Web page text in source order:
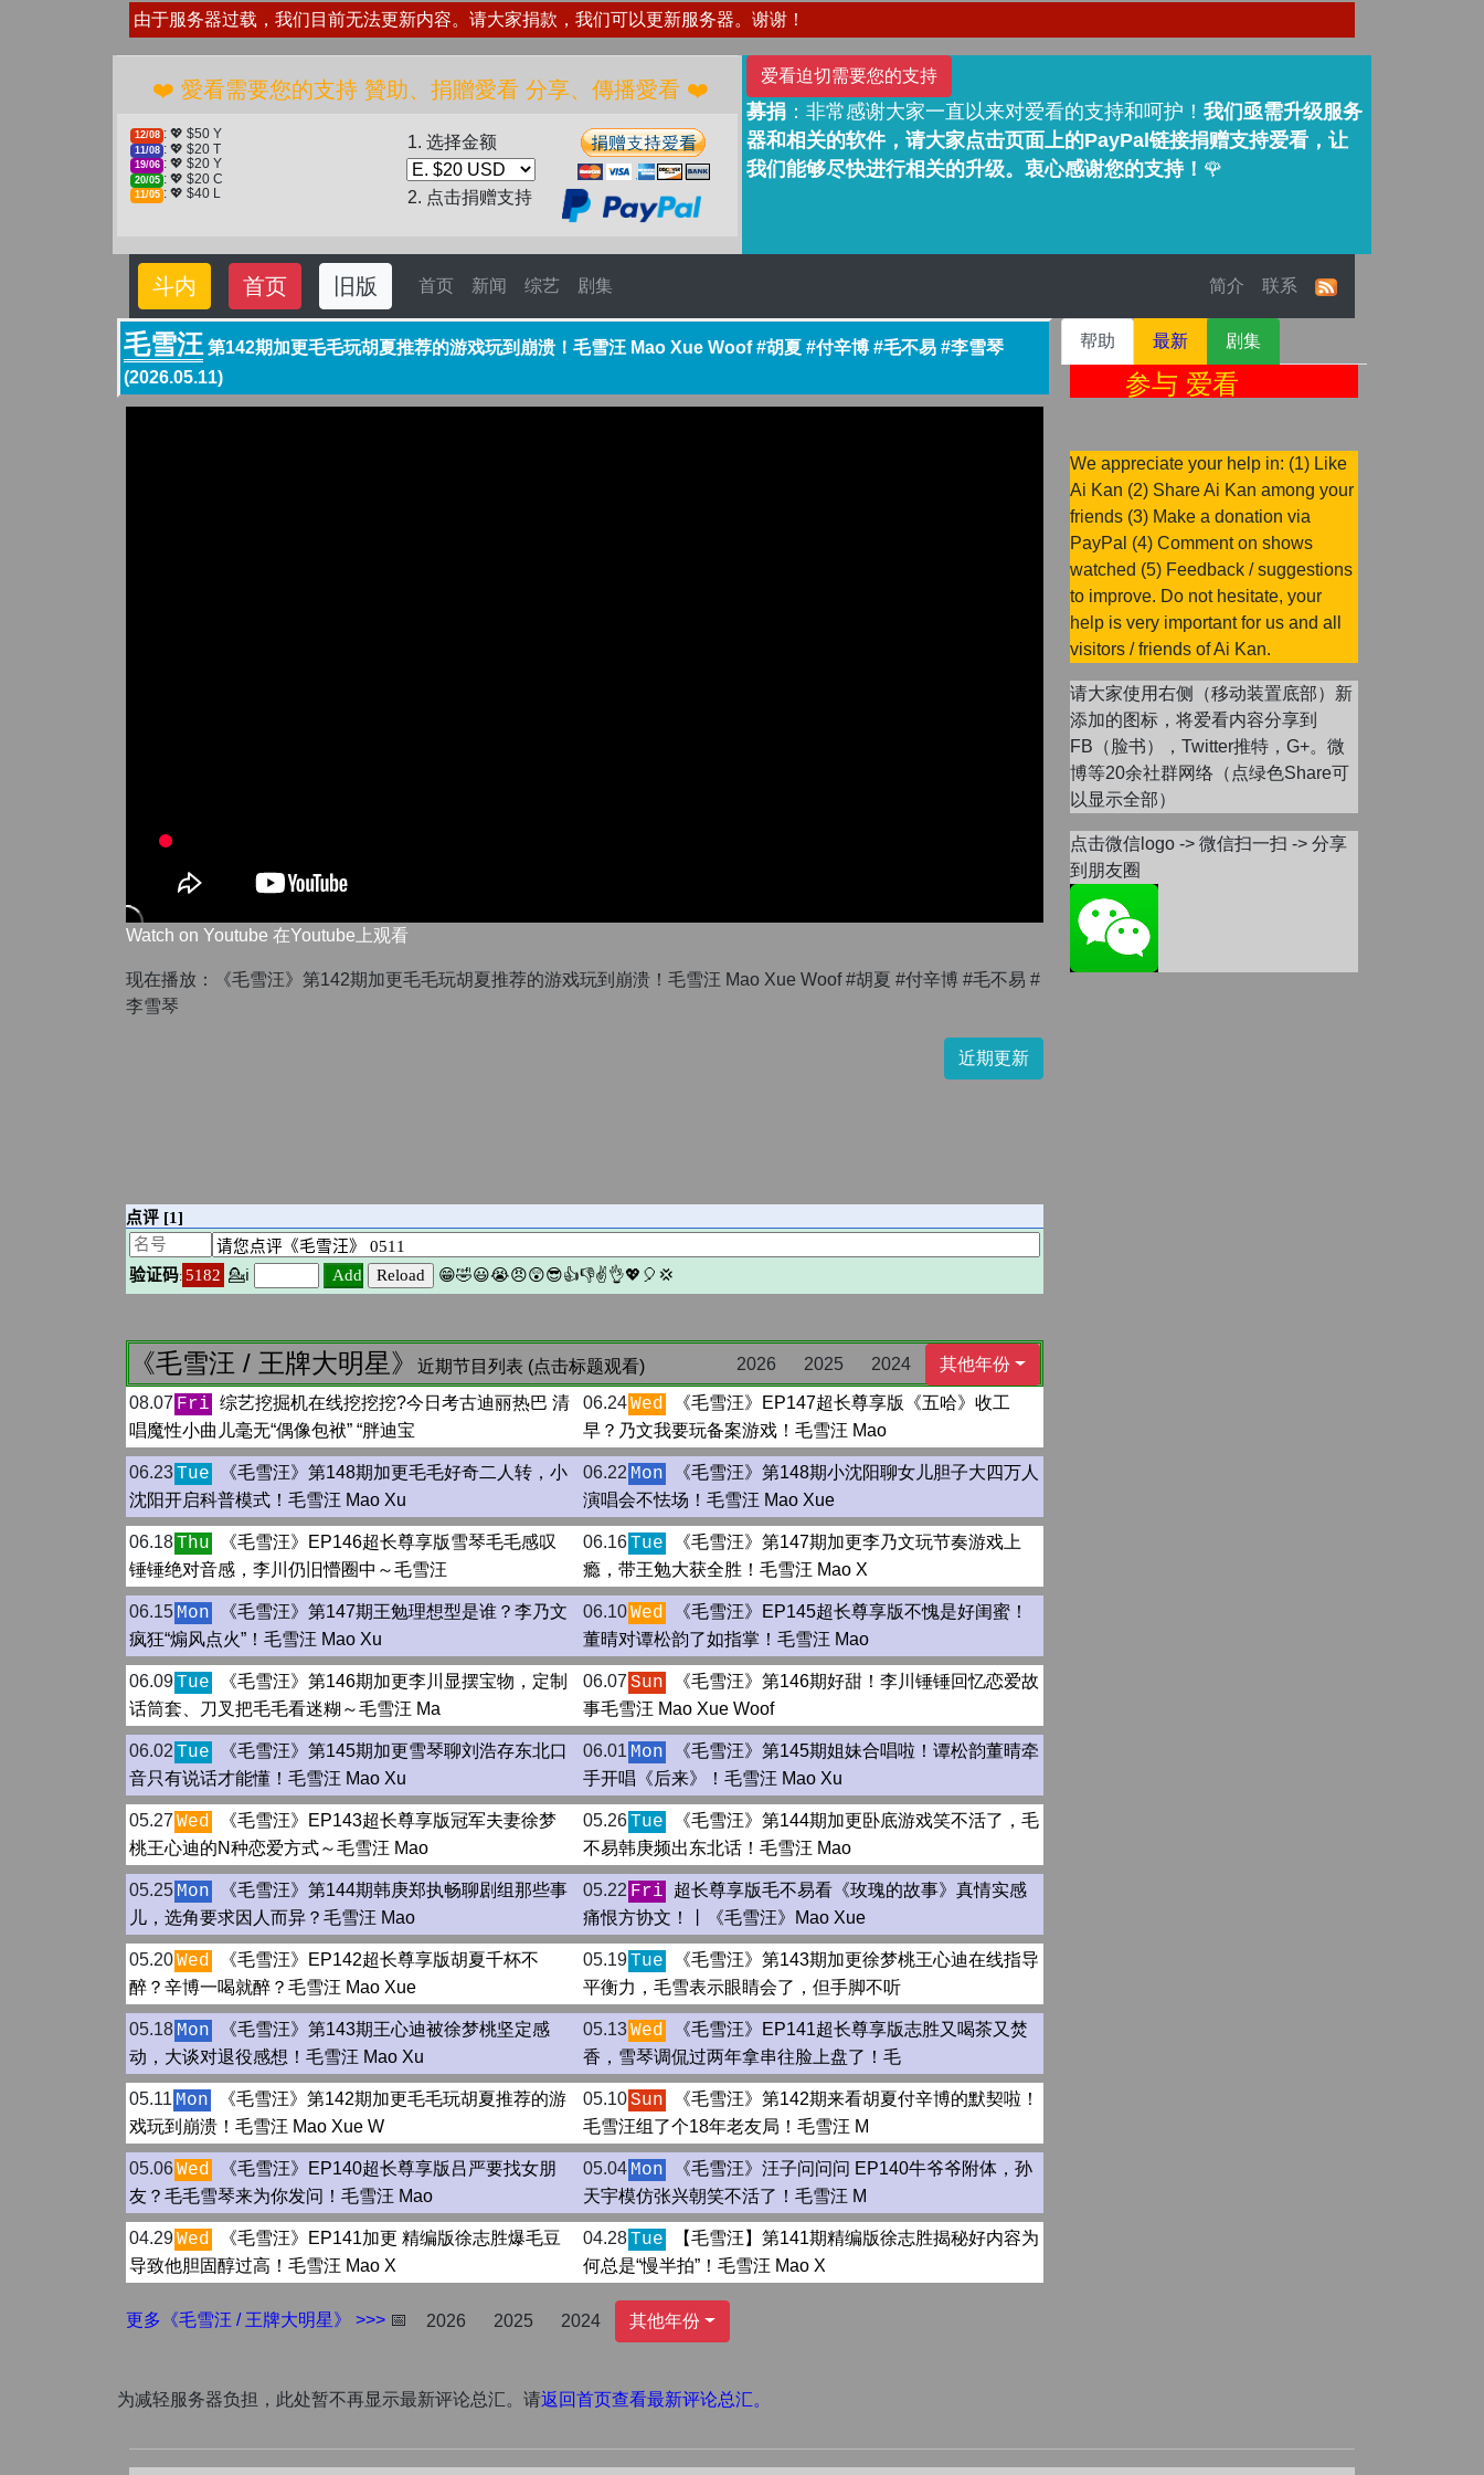
由于服务器过载，我们目前无法更新内容。请大家捐款，我们可以更新服务器。谢谢！
❤️ 愛看需要您的支持 贊助、捐贈愛看 分享、傳播愛看 ❤️
12/08 : 💖 $50 Y
11/08 : 💖 $20 T
19/06 : 💖 $20 Y
20/05 : 💖 $20 C
11/05 : 💖 $40 L
1. 选择金额
2. 点击捐赠支持
爱看迫切需要您的支持
募捐 ：非常感谢大家一直以来对爱看的支持和呵护！ 我们亟需升级服务
器和相关的软件，请大家点击页面上的PayPal链接捐赠支持爱看，让
我们能够尽快进行相关的升级。衷心感谢您的支持！ 🌹
斗内 首页 旧版 首页 新闻 综艺 剧集 简介 联系
毛雪汪 第142期加更毛毛玩胡夏推荐的游戏玩到崩溃！毛雪汪 Mao Xue Woof #胡夏 #付辛博 #毛不易 #李雪琴
(2026.05.11)
Watch on Youtube 在Youtube上观看
现在播放：《毛雪汪》第142期加更毛毛玩胡夏推荐的游戏玩到崩溃！毛雪汪 Mao Xue Woof #胡夏 #付辛博 #毛不易 #
李雪琴
近期更新
《毛雪汪 / 王牌大明星》 近期节目列表 (点击标题观看) 2026 2025 2024 其他年份
08.07 Fri 综艺挖掘机在线挖挖挖?今日考古迪丽热巴 清
唱魔性小曲儿毫无“偶像包袱” “胖迪宝
06.24Wed
《毛雪汪》EP147超长尊享版《五哈》收工
早？乃文我要玩备案游戏！毛雪汪 Mao
06.23 Tue
《毛雪汪》第148期加更毛毛好奇二人转，小
沈阳开启科普模式！毛雪汪 Mao Xu
06.22 Mon
《毛雪汪》第148期小沈阳聊女儿胆子大四万人
演唱会不怯场！毛雪汪 Mao Xue
06.18 Thu
《毛雪汪》EP146超长尊享版雪琴毛毛感叹
锤锤绝对音感，李川仍旧懵圈中～毛雪汪
06.16 Tue
《毛雪汪》第147期加更李乃文玩节奏游戏上
瘾，带王勉大获全胜！毛雪汪 Mao X
06.15 Mon
《毛雪汪》第147期王勉理想型是谁？李乃文
疯狂“煽风点火”！毛雪汪 Mao Xu
06.10Wed
《毛雪汪》EP145超长尊享版不愧是好闺蜜！
董晴对谭松韵了如指掌！毛雪汪 Mao
06.09 Tue
《毛雪汪》第146期加更李川显摆宝物，定制
话筒套、刀叉把毛毛看迷糊～毛雪汪 Ma
06.07 Sun
《毛雪汪》第146期好甜！李川锤锤回忆恋爱故
事毛雪汪 Mao Xue Woof
06.02 Tue
《毛雪汪》第145期加更雪琴聊刘浩存东北口
音只有说话才能懂！毛雪汪 Mao Xu
06.01 Mon
《毛雪汪》第145期姐妹合唱啦！谭松韵董晴牵
手开唱《后来》！毛雪汪 Mao Xu
05.27 Wed
《毛雪汪》EP143超长尊享版冠军夫妻徐梦
桃王心迪的N种恋爱方式～毛雪汪 Mao
05.26 Tue
《毛雪汪》第144期加更卧底游戏笑不活了，毛
不易韩庚频出东北话！毛雪汪 Mao
05.25 Mon
《毛雪汪》第144期韩庚郑执畅聊剧组那些事
儿，选角要求因人而异？毛雪汪 Mao
05.22 Fri
超长尊享版毛不易看《玫瑰的故事》真情实感
痛恨方协文！丨《毛雪汪》Mao Xue
05.20Wed
《毛雪汪》EP142超长尊享版胡夏千杯不
醉？辛博一喝就醉？毛雪汪 Mao Xue
05.19 Tue
《毛雪汪》第143期加更徐梦桃王心迪在线指导
平衡力，毛雪表示眼睛会了，但手脚不听
05.18 Mon
《毛雪汪》第143期王心迪被徐梦桃坚定感
动，大谈对退役感想！毛雪汪 Mao Xu
05.13Wed
《毛雪汪》EP141超长尊享版志胜又喝茶又焚
香，雪琴调侃过两年拿串往脸上盘了！毛
05.11 Mon
《毛雪汪》第142期加更毛毛玩胡夏推荐的游
戏玩到崩溃！毛雪汪 Mao Xue W
05.10Sun
《毛雪汪》第142期来看胡夏付辛博的默契啦！
毛雪汪组了个18年老友局！毛雪汪 M
05.06Wed
《毛雪汪》EP140超长尊享版吕严要找女朋
友？毛毛雪琴来为你发问！毛雪汪 Mao
05.04 Mon
《毛雪汪》汪子问问问 EP140牛爷爷附体，孙
天宇模仿张兴朝笑不活了！毛雪汪 M
04.29Wed
《毛雪汪》EP141加更 精编版徐志胜爆毛豆
导致他胆固醇过高！毛雪汪 Mao X
04.28 Tue
【毛雪汪】第141期精编版徐志胜揭秘好内容为
何总是“慢半拍”！毛雪汪 Mao X
更多《毛雪汪 / 王牌大明星》 >>> 📅 2026 2025 2024 其他年份
为减轻服务器负担，此处暂不再显示最新评论总汇。请返回首页查看最新评论总汇。
帮助 最新 剧集
参与 爱看
We appreciate your help in: (1) Like
Ai Kan (2) Share Ai Kan among your
friends (3) Make a donation via
PayPal (4) Comment on shows
watched (5) Feedback / suggestions
to improve. Do not hesitate, your
help is very important for us and all
visitors / friends of Ai Kan.
请大家使用右侧（移动装置底部）新
添加的图标，将爱看内容分享到
FB（脸书），Twitter推特，G+。微
博等20余社群网络（点绿色Share可
以显示全部）
点击微信logo -> 微信扫一扫 -> 分享
到朋友圈